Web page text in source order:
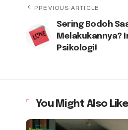
PREVIOUS ARTICLE
Sering Bodoh
Melakukannya?
Psikologi!
You Might Also Like